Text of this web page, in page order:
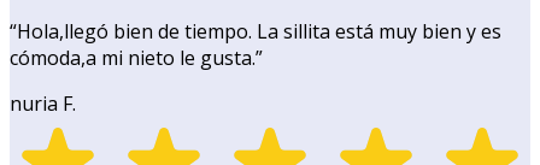
“Hola,llegó bien de tiempo. La sillita está muy bien y es
cómoda,a mi nieto le gusta.”
nuria F.